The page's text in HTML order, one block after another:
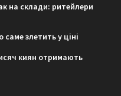
на склади: ритейлери
злетить у ціні
киян отримають